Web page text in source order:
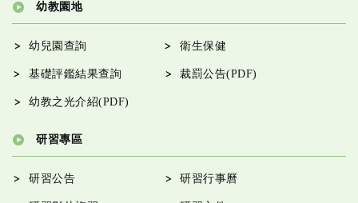
幼教園地
幼兒園查詢 衛生保健
基礎評鑑結果查詢 裁罰公告(PDF)
幼教之光介紹(PDF)
研習專區
研習公告 研習行事曆